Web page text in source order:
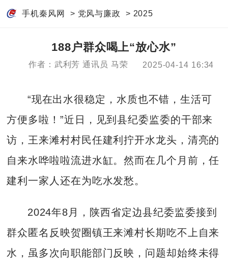
手机秦风网 > 党风与廉政 > 2025
188户群众喝上“放心水”
作者：武利芳 通讯员 马荣 2025-04-14 16:34
“现在出水很稳定，水质也不错，生活可
方便多啦！”近日，见到县纪委监委的干部来
访，王来滩村村民任建利拧开水龙头，清亮的
自来水哗啦啦流进水缸。然而在几个月前，任
建利一家人还在为吃水发愁。
2024年8月，陕西省定边县纪委监委接到
群众匿名反映贺圈镇王来滩村长期吃不上自来
水，虽多次向职能部门反映，问题却始终未得